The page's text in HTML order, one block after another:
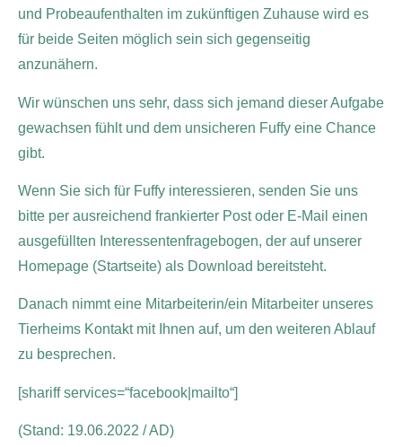
und Probeaufenthalten im zukünftigen Zuhause wird es
für beide Seiten möglich sein sich gegenseitig
anzunähern.
Wir wünschen uns sehr, dass sich jemand dieser Aufgabe
gewachsen fühlt und dem unsicheren Fuffy eine Chance
gibt.
Wenn Sie sich für Fuffy interessieren, senden Sie uns
bitte per ausreichend frankierter Post oder E-Mail einen
ausgefüllten Interessentenfragebogen, der auf unserer
Homepage (Startseite) als Download bereitsteht.
Danach nimmt eine Mitarbeiterin/ein Mitarbeiter unseres
Tierheims Kontakt mit Ihnen auf, um den weiteren Ablauf
zu besprechen.
[shariff services=“facebook|mailto“]
(Stand: 19.06.2022 / AD)